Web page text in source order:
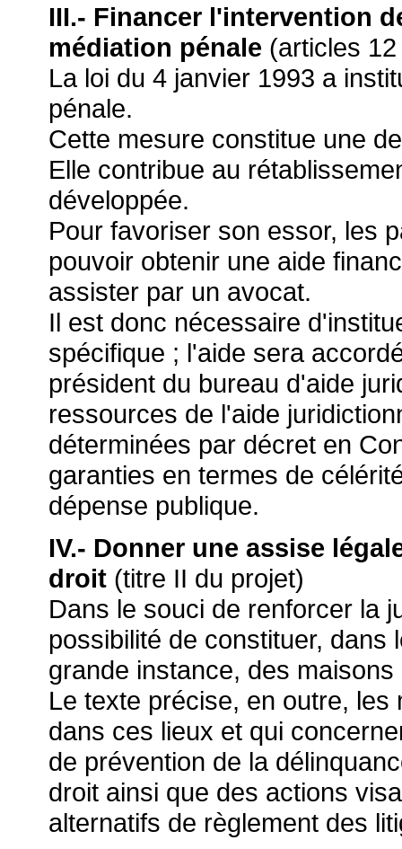
III.- Financer l'intervention
médiation pénale (articles
La loi du 4 janvier 1993 a
pénale.
Cette mesure constitue une
Elle contribue au
développée.
Pour favoriser son essor, les
pouvoir obtenir une aide
assister par un avocat.
Il est donc nécessaire
spécifique ; l'aide sera
président du bureau d'aide
ressources de l'aide
déterminées par décret en
garanties en termes de
dépense publique.
IV.- Donner une assise
droit (titre II du projet)
Dans le souci de renforcer la
possibilité de constituer, dans
grande instance, des
Le texte précise, en outre,
dans ces lieux et qui
de prévention de la
droit ainsi que des actions
alternatifs de règlement des